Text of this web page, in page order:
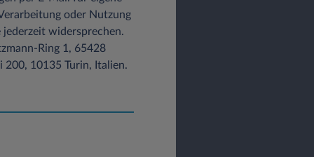
oder Nutzung
widersprechen.
Ring 1, 65428
200, 10135 Turin, Italien.